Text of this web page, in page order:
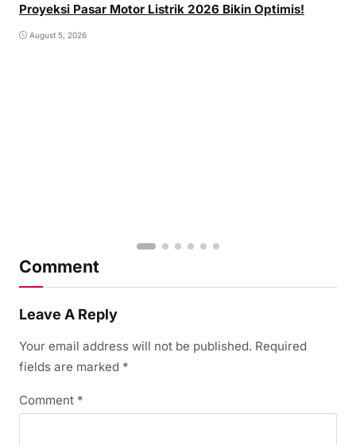
Proyeksi Pasar Motor Listrik 2026 Bikin Optimis!
August 5, 2026
Comment
Leave A Reply
Your email address will not be published. Required
fields are marked *
Comment *